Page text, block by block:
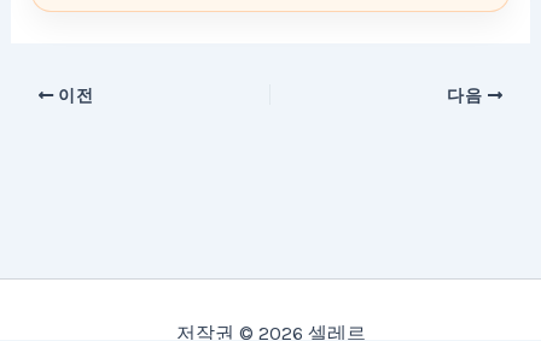
이전 다음
저작권 © 2026 셀레르